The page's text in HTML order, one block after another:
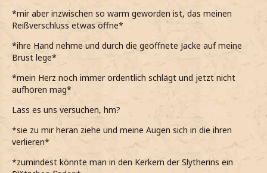
*mir aber inzwischen so warm geworden ist, das meinen
Reißverschluss etwas öffne*
*ihre Hand nehme und durch die geöffnete Jacke auf meine
Brust lege*
*mein Herz noch immer ordentlich schlägt und jetzt nicht
aufhören mag*
Lass es uns versuchen, hm?
*sie zu mir heran ziehe und meine Augen sich in die ihren
verlieren*
*zumindest könnte man in den Kerkern der Slytherins ein